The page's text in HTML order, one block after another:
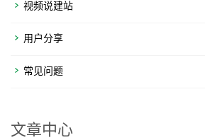
视频说建站
用户分享
常见问题
文章中心